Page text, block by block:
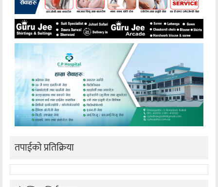
तपाईको प्रतिक्रिया